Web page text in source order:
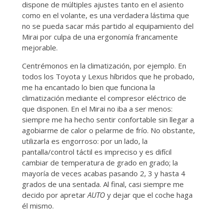
dispone de múltiples ajustes tanto en el asiento
como en el volante, es una verdadera lástima que
no se pueda sacar más partido al equipamiento del
Mirai por culpa de una ergonomía francamente
mejorable.
Centrémonos en la climatización, por ejemplo. En
todos los Toyota y Lexus híbridos que he probado,
me ha encantado lo bien que funciona la
climatización mediante el compresor eléctrico de
que disponen. En el Mirai no iba a ser menos:
siempre me ha hecho sentir confortable sin llegar a
agobiarme de calor o pelarme de frío. No obstante,
utilizarla es engorroso: por un lado, la
pantalla/control táctil es impreciso y es difícil
cambiar de temperatura de grado en grado; la
mayoría de veces acabas pasando 2, 3 y hasta 4
grados de una sentada. Al final, casi siempre me
decido por apretar AUTOy dejar que el coche haga
él mismo.